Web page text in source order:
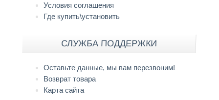
Условия соглашения
Где купить\установить
СЛУЖБА ПОДДЕРЖКИ
Оставьте данные, мы вам перезвоним!
Возврат товара
Карта сайта